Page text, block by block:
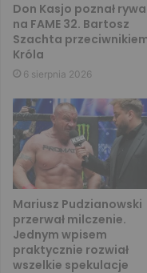
Don Kasjo poznał
na FAME 32. Bartosz
Szachta
Króla
6 sierpnia 2026
Mariusz Pudzianowski
przerwał milczenie.
Jednym wpisem
praktycznie rozwiał
wszelkie spekulacje